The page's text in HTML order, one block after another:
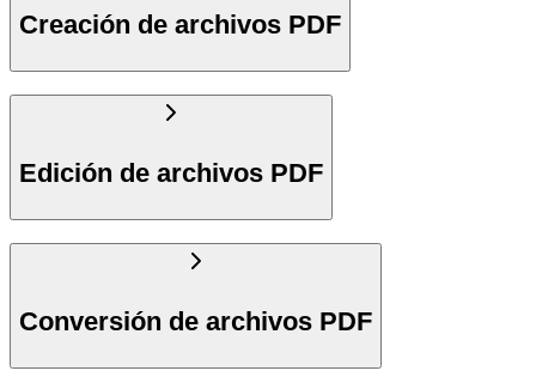
Creación de archivos PDF
Edición de archivos PDF
Conversión de archivos PDF